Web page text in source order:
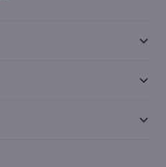
keyboard_arrow_down
keyboard_arrow_down
keyboard_arrow_down